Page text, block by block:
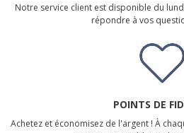
Notre service client est disponible du
répondre à vos
POINTS DE
Achetez et économisez de l'argent ! À